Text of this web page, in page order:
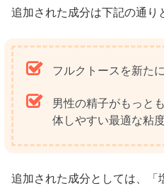
追加された成分は下記の通り
フルクトースを新た
男性の精子がもっと
体しやすい最適な粘
追加された成分としては、「